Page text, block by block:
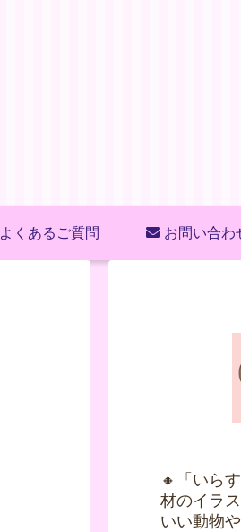
よくあるご質問 お問い合わ
🔸「いら
材のイラ
いい動物